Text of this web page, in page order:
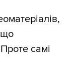
що
самі